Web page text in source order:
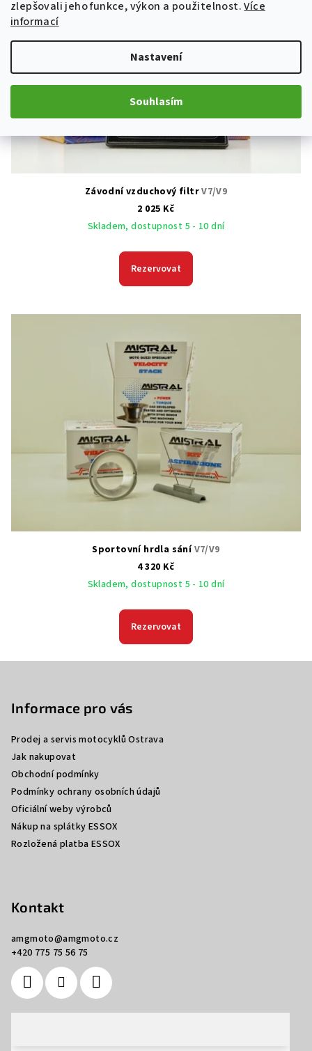
zlepšovali jeho funkce, výkon a použitelnost.Více
informací
Nastavení
Souhlasím
Závodní vzduchový filtrV7/V9
2 025 Kč
Skladem, dostupnost 5 - 10 dní
Rezervovat
Sportovní hrdla sáníV7/V9
4 320 Kč
Skladem, dostupnost 5 - 10 dní
Rezervovat
Informace pro vás
Prodej a servis motocyklů Ostrava
Jak nakupovat
Obchodní podmínky
Podmínky ochrany osobních údajů
Oficiální weby výrobců
Nákup na splátky ESSOX
Rozložená platba ESSOX
Kontakt
amgmoto@amgmoto.cz
+420 775 75 56 75